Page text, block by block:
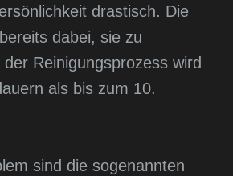
drastisch. Die
dabei, sie zu
Reinigungsprozess wird
als bis zum 10.
sind die sogenannten